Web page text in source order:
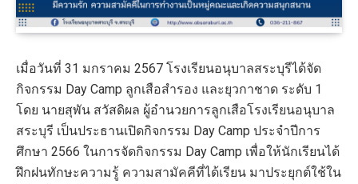
เมื่อวันที่ 31 มกราคม 2567 โรงเรียนอนุบาลสระบุรีได้จัด
กิจกรรม Day Camp ลูกเสือสำรอง และยุวกาชาด ระดับ 1
โดย นายสุพัน สวัสดิผล ผู้อำนวยการลูกเสือโรงเรียนอนุบาล
สระบุรี เป็นประธานเปิดกิจกรรม Day Camp ประจำปีการ
ศึกษา 2566 ในการจัดกิจกรรม Day Camp เพื่อให้นักเรียนได้
ฝึกฝนทักษะความรู้ ความสามัคคีที่ได้เรียน มาประยุกต์ใช้ใน